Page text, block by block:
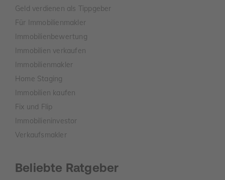
Geld verdienen als Tippgeber
Für Immobilienmakler
Immobilienbewertung
Immobilien verkaufen
Immobilienmakler
Home Staging
Immobilien kaufen
Fix und Flip
Immobilieninvestor
Verkaufsmakler
Beliebte Ratgeber